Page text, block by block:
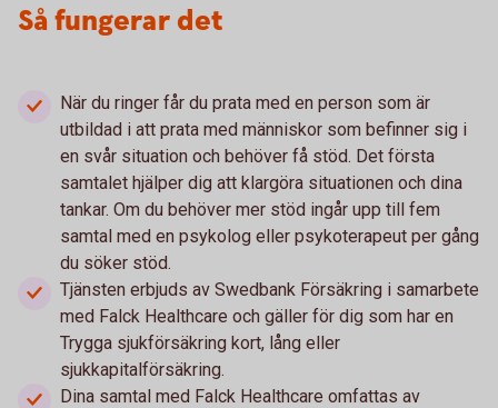
Så fungerar det
När du ringer får du prata med en person som är
utbildad i att prata med människor som befinner sig i
en svår situation och behöver få stöd. Det första
samtalet hjälper dig att klargöra situationen och dina
tankar. Om du behöver mer stöd ingår upp till fem
samtal med en psykolog eller psykoterapeut per gång
du söker stöd.
Tjänsten erbjuds av Swedbank Försäkring i samarbete
med Falck Healthcare och gäller för dig som har en
Trygga sjukförsäkring kort, lång eller
sjukkapitalförsäkring.
Dina samtal med Falck Healthcare omfattas av